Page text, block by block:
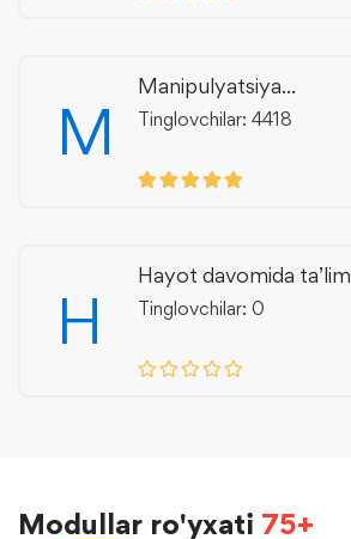
M
Manipulyatsiya...
Tinglovchilar: 4418
H
Hayot davomida ta’lim
Tinglovchilar: 0
Modullar ro'yxati 75+